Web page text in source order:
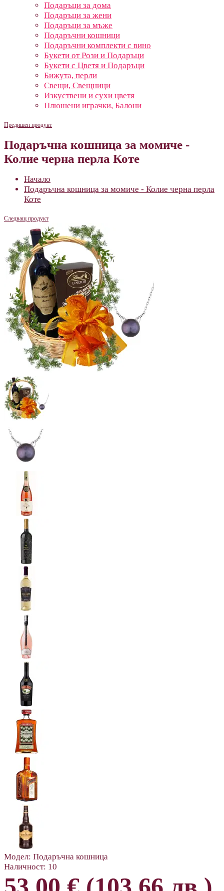
Подаръци за дома
Подаръци за жени
Подаръци за мъже
Подаръчни кошници
Подаръчни комплекти с вино
Букети от Рози и Подаръци
Букети с Цветя и Подаръци
Бижута, перли
Свещи, Свещници
Изкуствени и сухи цветя
Плюшени играчки, Балони
Предишен продукт
Подаръчна кошница за момиче -
Колие черна перла Коте
Начало
Подаръчна кошница за момиче - Колие черна перла
Коте
Следващ продукт
Модел: Подаръчна кошница
Наличност: 10